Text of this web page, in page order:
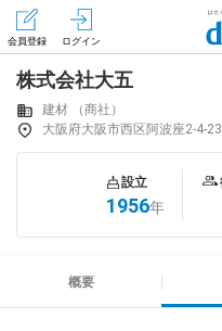
会員登録 ログイン
会員登録（無料）
求人を紹介してもらう
株式会社大五
建材 （商社）
大阪府大阪市西区阿波座2-4-
設立
1956年
概要